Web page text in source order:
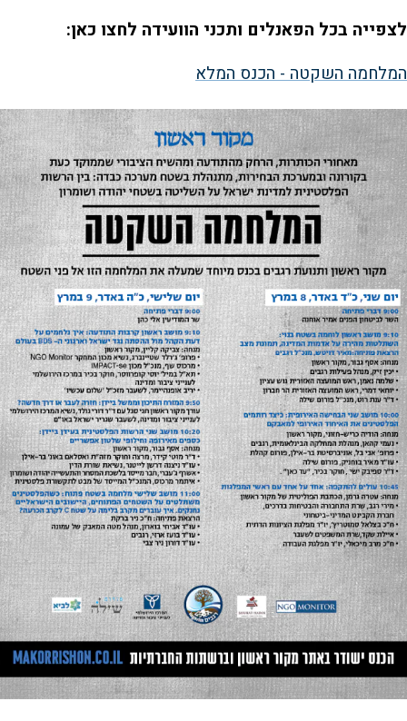
לצפייה בכל הפאנלים ותכני הוועידה לחצו כאן:
המלחמה השקטה - הכנס המלא